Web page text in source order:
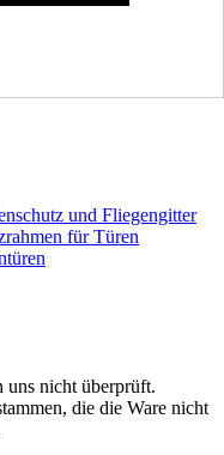
und Fliegengitter
für Türen
nicht überprüft.
die die Ware nicht